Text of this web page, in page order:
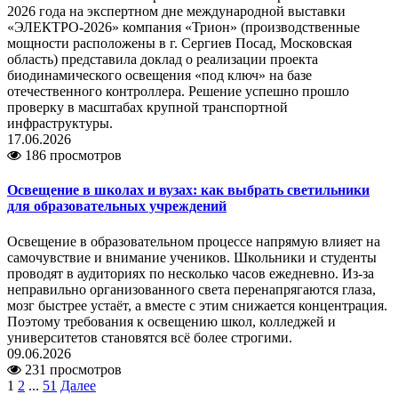
2026 года на экспертном дне международной выставки
«ЭЛЕКТРО-2026» компания «Трион» (производственные
мощности расположены в г. Сергиев Посад, Московская
область) представила доклад о реализации проекта
биодинамического освещения «под ключ» на базе
отечественного контроллера. Решение успешно прошло
проверку в масштабах крупной транспортной
инфраструктуры.
17.06.2026
186 просмотров
Освещение в школах и вузах: как выбрать светильники
для образовательных учреждений
Освещение в образовательном процессе напрямую влияет на
самочувствие и внимание учеников. Школьники и студенты
проводят в аудиториях по несколько часов ежедневно. Из-за
неправильно организованного света перенапрягаются глаза,
мозг быстрее устаёт, а вместе с этим снижается концентрация.
Поэтому требования к освещению школ, колледжей и
университетов становятся всё более строгими.
09.06.2026
231 просмотров
1 2 ... 51 Далее